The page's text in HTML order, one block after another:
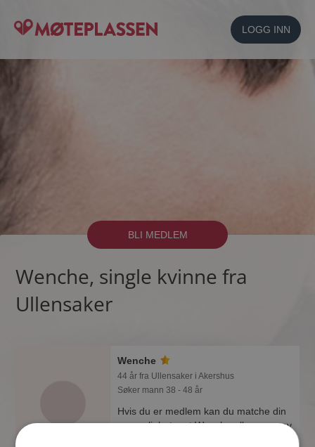
LOGG INN
BLI MEDLEM
Wenche, single kvinne fra
Ullensaker
Wenche
44 år fra Ullensaker i Akershus
Søker mann 38 - 48 år
Hvis du er medlem kan du matche din
personlighet mot Wenche eller noen av